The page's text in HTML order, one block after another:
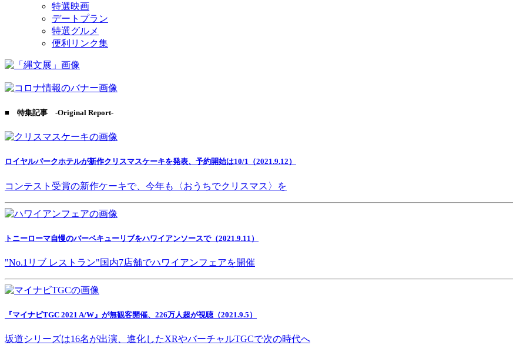
特選映画
デートプラン
特選グルメ
便利リンク集
■ 特集記事 -Original Report-
ロイヤルパークホテルが新作クリスマスケーキを発表、予約開始は10/1（2021.9.12）
コンテスト受賞の新作ケーキで、今年も〈おうちでクリスマス〉を
トニーローマ自慢のバーベキューリブをハワイアンソースで（2021.9.11）
"No.1リブ レストラン"国内7店舗でハワイアンフェアを開催
『マイナビTGC 2021 A/W』が無観客開催、226万人超が視聴（2021.9.5）
坂道シリーズは16名が出演、進化したXRやバーチャルTGCで次の時代へ